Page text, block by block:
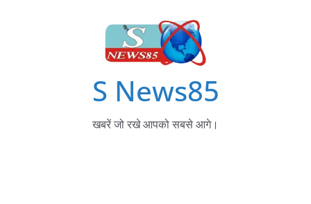
S News85
खबरें जो रखे आपको सबसे आगे।